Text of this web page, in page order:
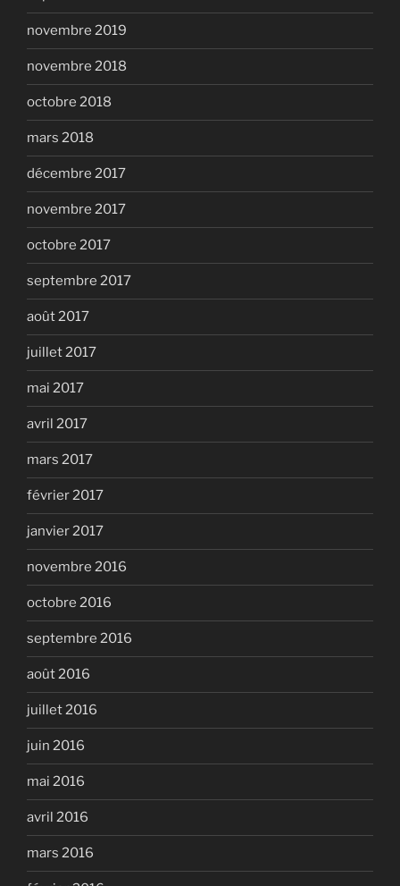
novembre 2019
novembre 2018
octobre 2018
mars 2018
décembre 2017
novembre 2017
octobre 2017
septembre 2017
août 2017
juillet 2017
mai 2017
avril 2017
mars 2017
février 2017
janvier 2017
novembre 2016
octobre 2016
septembre 2016
août 2016
juillet 2016
juin 2016
mai 2016
avril 2016
mars 2016